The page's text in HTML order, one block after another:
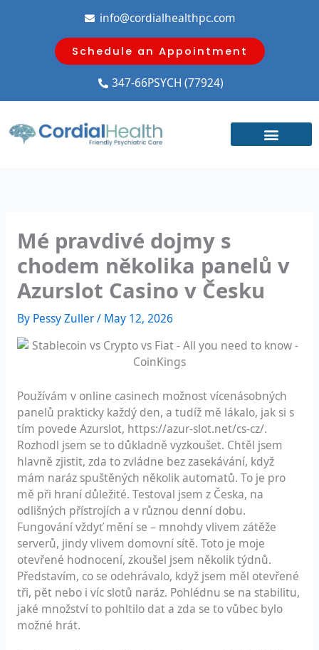
info@cordialhealthpc.com
Schedule an Appointment
347-66PSYCH (77924)
Mé pravdivé dojmy s
chodem několika panelů v
Azurslot Casino v Česku
By Pessy Zuller/ May 12, 2026
Používám v online casinech možnost vícenásobných
panelů prakticky každý den, a tudíž mě lákalo, jak si s
tím povede Azurslot, https://azur-slot.net/cs-cz/.
Rozhodl jsem se to důkladně vyzkoušet. Chtěl jsem
hlavně zjistit, zda to zvládne bez zasekávání, když
mám naráz spuštěných několik automatů. To je pro
mě při hraní důležité. Testoval jsem z Česka, na
odlišných přístrojích a v různou denní dobu.
Fungování vždyť mění se – mnohdy vlivem zátěže
serverů, jindy vlivem domovní sítě. Toto je moje
otevřené hodnocení, zkoušel jsem několik týdnů.
Představím, co se odehrávalo, když jsem měl otevřené
tři, pět nebo i víc slotů naráz. Pohlédnu se na stabilitu,
jaké množství to pohltilo dat a zda se to vůbec bylo
možné hrát.